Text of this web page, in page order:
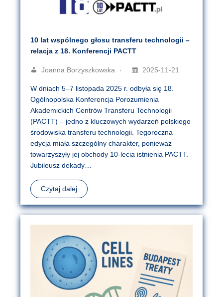
10 lat wspólnego głosu transferu technologii –
relacja z 18. Konferencji PACTT
Joanna Borzyszkowska 2025-11-21
W dniach 5–7 listopada 2025 r. odbyła się 18.
Ogólnopolska Konferencja Porozumienia
Akademickich Centrów Transferu Technologii
(PACTT) – jedno z kluczowych wydarzeń polskiego
środowiska transferu technologii. Tegoroczna
edycja miała szczególny charakter, ponieważ
towarzyszyły jej obchody 10-lecia istnienia PACTT.
Jubileusz dekady…
Czytaj dalej